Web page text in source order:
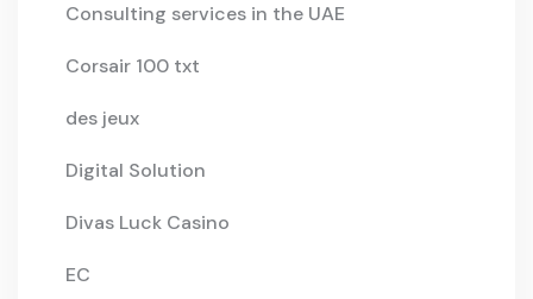
Consulting services in the UAE
Corsair 100 txt
des jeux
Digital Solution
Divas Luck Casino
EC